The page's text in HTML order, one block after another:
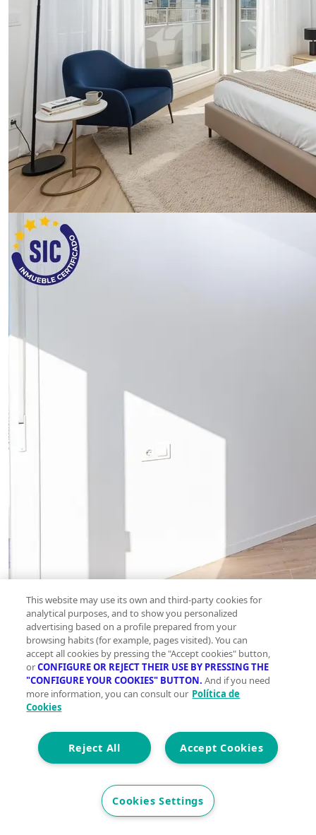
This website may use its own and third-party cookies for
analytical purposes, and to show you personalized
advertising based on a profile prepared from your
browsing habits (for example, pages visited). You can
accept all cookies by pressing the "Accept cookies" button,
orCONFIGURE OR REJECT THEIR USE BY PRESSING THE
"CONFIGURE YOUR COOKIES" BUTTON. And if you need
more information, you can consult our Política de
Cookies
Accept Cookies
Reject All
Cookies Settings